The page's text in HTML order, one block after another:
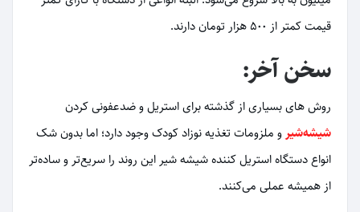
قیمت کمتر از 500 هزار تومان دارند.
سخن آخر:
روش های بسیاری از گذشته برای استریل و ضدعفونی کردن
شیشه‌شیر و ملزومات تغذیه نوزاد کودک وجود دارد؛ اما بدون شک
انواع دستگاه استریل کننده شیشه شیر این روند را سریع‌تر و ساده‌تر
از همیشه عملی می‌کنند.